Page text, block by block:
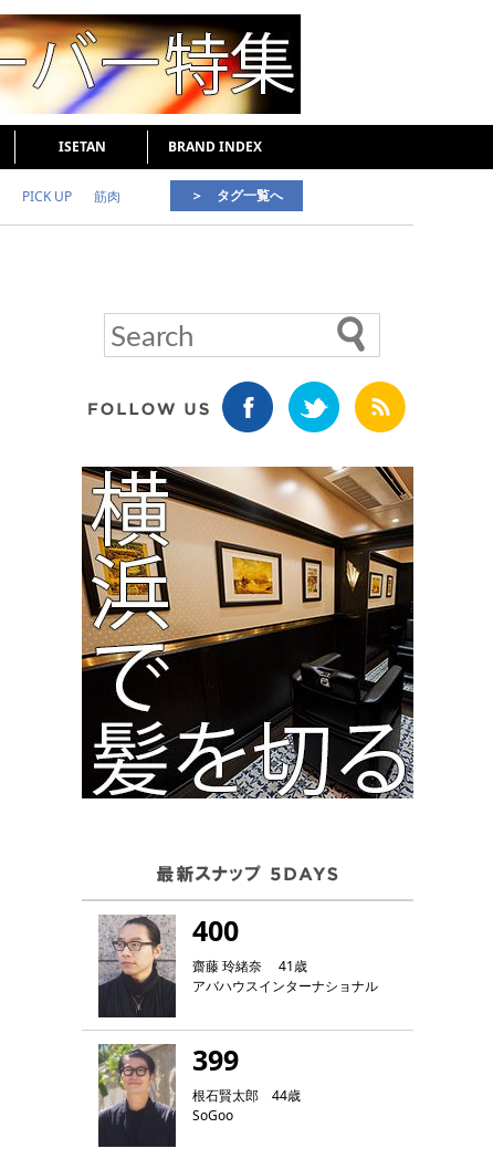
ISETAN BRAND INDEX
PICK UP 筋肉 ＞ タグ一覧へ
400
齋藤 玲緒奈 41歳
アバハウスインターナショナル
399
根石賢太郎 44歳
SoGoo